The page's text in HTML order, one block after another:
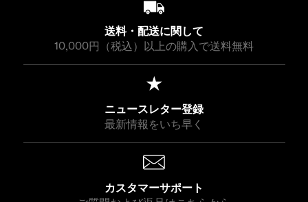
送料・配送に関して
10,000円（税込）以上の購入で送料無料
ニュースレター登録
最新情報をいち早く
カスタマーサポート